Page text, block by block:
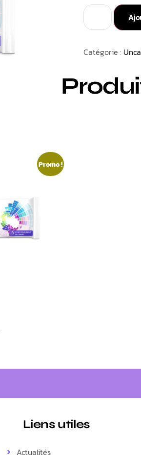
Catégorie :
Promo !
Liens utiles
Actualités